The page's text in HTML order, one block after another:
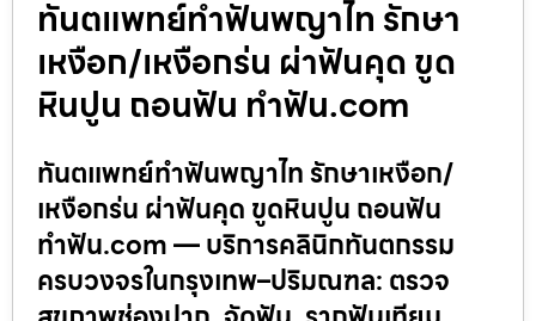
ทันตแพทย์ทำฟันพญาไท รักษา
เหงือก/เหงือกร่น ผ่าฟันคุด ขูด
หินปูน ถอนฟัน ทำฟัน.com
ทันตแพทย์ทำฟันพญาไท รักษาเหงือก/
เหงือกร่น ผ่าฟันคุด ขูดหินปูน ถอนฟัน
ทำฟัน.com — บริการคลินิกทันตกรรม
ครบวงจรในกรุงเทพ–ปริมณฑล: ตรวจ